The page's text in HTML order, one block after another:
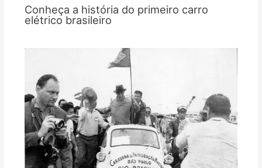
Conheça a história do primeiro carro
elétrico brasileiro